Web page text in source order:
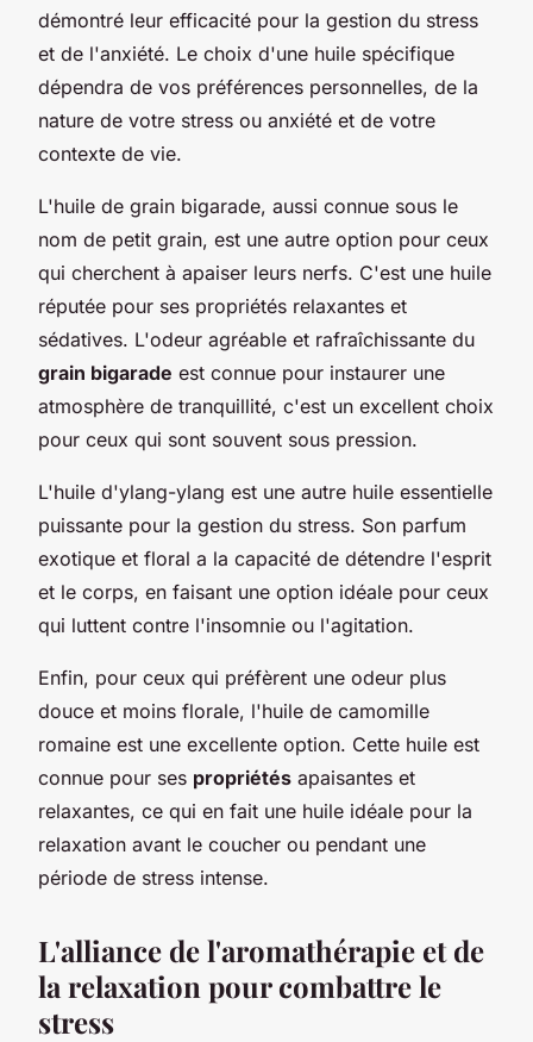
démontré leur efficacité pour la gestion du stress
et de l'anxiété. Le choix d'une huile spécifique
dépendra de vos préférences personnelles, de la
nature de votre stress ou anxiété et de votre
contexte de vie.
L'huile de grain bigarade, aussi connue sous le
nom de petit grain, est une autre option pour ceux
qui cherchent à apaiser leurs nerfs. C'est une huile
réputée pour ses propriétés relaxantes et
sédatives. L'odeur agréable et rafraîchissante du
grain bigarade est connue pour instaurer une
atmosphère de tranquillité, c'est un excellent choix
pour ceux qui sont souvent sous pression.
L'huile d'ylang-ylang est une autre huile essentielle
puissante pour la gestion du stress. Son parfum
exotique et floral a la capacité de détendre l'esprit
et le corps, en faisant une option idéale pour ceux
qui luttent contre l'insomnie ou l'agitation.
Enfin, pour ceux qui préfèrent une odeur plus
douce et moins florale, l'huile de camomille
romaine est une excellente option. Cette huile est
connue pour ses propriétés apaisantes et
relaxantes, ce qui en fait une huile idéale pour la
relaxation avant le coucher ou pendant une
période de stress intense.
L'alliance de l'aromathérapie et de
la relaxation pour combattre le
stress